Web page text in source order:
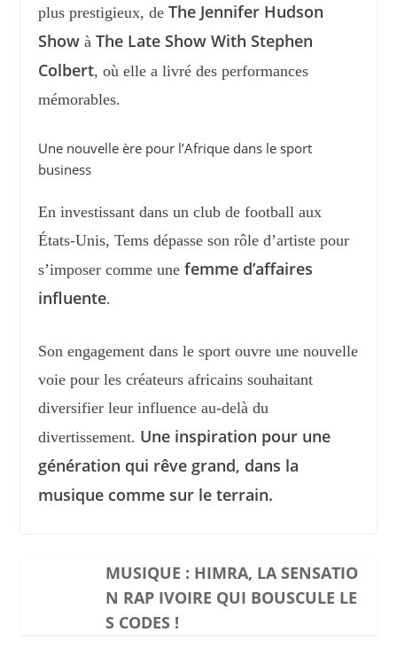
plus prestigieux, de The Jennifer Hudson
Showà The Late Show With Stephen
Colbert, où elle a livré des performances
mémorables.
Une nouvelle ère pour l’Afrique dans le sport
business
En investissant dans un club de football aux
États-Unis, Tems dépasse son rôle d’artiste pour
s’imposer comme une femme d’affaires
influente.
Son engagement dans le sport ouvre une nouvelle
voie pour les créateurs africains souhaitant
diversifier leur influence au-delà du
divertissement. Une inspiration pour une
génération qui rêve grand, dans la
musique comme sur le terrain.
MUSIQUE : HIMRA, LA SENSATIO
N RAP IVOIRE QUI BOUSCULE LE
S CODES !